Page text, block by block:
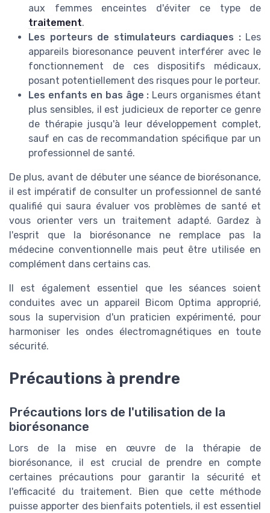
aux femmes enceintes d'éviter ce type de
traitement.
Les porteurs de stimulateurs cardiaques :Les
appareils bioresonance peuvent interférer avec le
fonctionnement de ces dispositifs médicaux,
posant potentiellement des risques pour le porteur.
Les enfants en bas âge : Leurs organismes étant
plus sensibles, il est judicieux de reporter ce genre
de thérapie jusqu'à leur développement complet,
sauf en cas de recommandation spécifique par un
professionnel de santé.
De plus, avant de débuter une séance de biorésonance,
il est impératif de consulter un professionnel de santé
qualifié qui saura évaluer vos problèmes de santé et
vous orienter vers un traitement adapté. Gardez à
l'esprit que la biorésonance ne remplace pas la
médecine conventionnelle mais peut être utilisée en
complément dans certains cas.
Il est également essentiel que les séances soient
conduites avec un appareil Bicom Optima approprié,
sous la supervision d'un praticien expérimenté, pour
harmoniser les ondes électromagnétiques en toute
sécurité.
Précautions à prendre
Précautions lors de l'utilisation de la
biorésonance
Lors de la mise en œuvre de la thérapie de
biorésonance, il est crucial de prendre en compte
certaines précautions pour garantir la sécurité et
l'efficacité du traitement. Bien que cette méthode
puisse apporter des bienfaits potentiels, il est essentiel